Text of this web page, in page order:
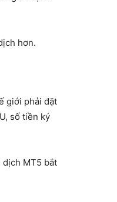
hơn.
giới phải đặt
số tiền ký
dịch MT5 bắt